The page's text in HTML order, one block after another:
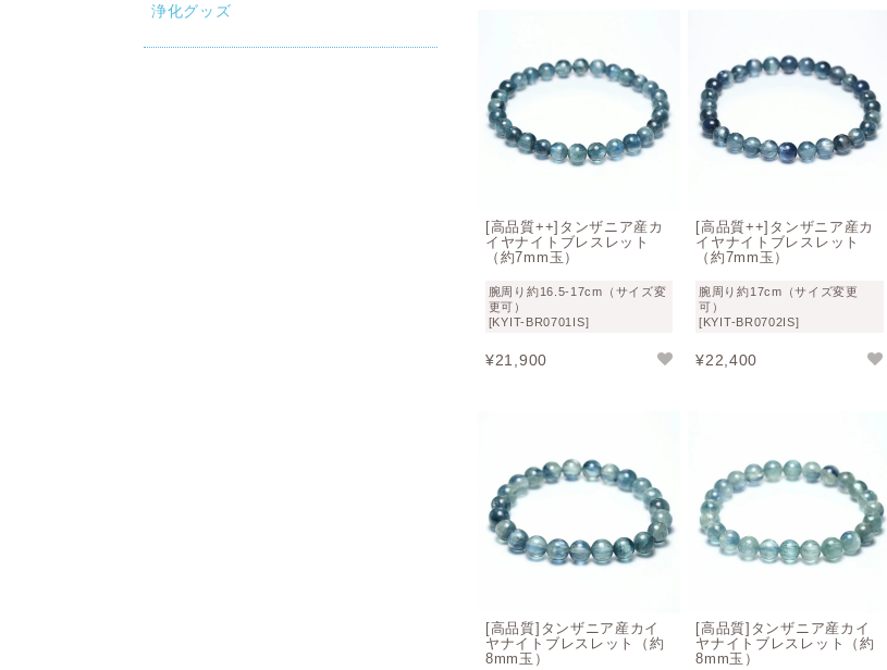
浄化グッズ
Al2SiO5
比重 3.65
[高品質++]タンザニア産カ
イヤナイトブレスレット
（約7mm玉）
腕周り約16.5-17cm（サイズ変
更可）
[KYIT-BR0701IS]
¥21,900
[高品質++]タンザニア産カ
イヤナイトブレスレット
（約7mm玉）
腕周り約17cm（サイズ変更
可）
[KYIT-BR0702IS]
¥22,400
[高品質]タンザニア産カイ
ヤナイトブレスレット（約
8mm玉）
[高品質]タンザニア産カイ
ヤナイトブレスレット（約
8mm玉）